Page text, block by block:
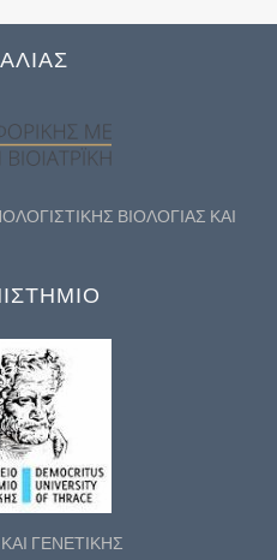
ΒΙΟΛΟΓΙΑΣ ΚΑΙ
ΓΕΝΕΤΙΚΗΣ